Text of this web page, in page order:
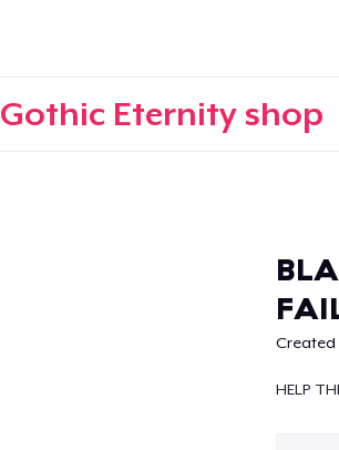
Gothic Eternity shop
Created
HELP